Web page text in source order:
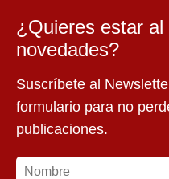
¿Quieres estar
novedades?
Suscríbete al
formulario para no
publicaciones.